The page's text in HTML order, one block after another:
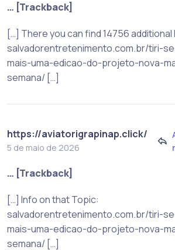
… [Trackback]
[…] There you can find 14756
salvadorentretenimento.com.br/tiri-
mais-uma-edicao-do-projeto-nova-
semana/ […]
https://aviatorigrapinap.click/
5 de maio de 2026
… [Trackback]
[…] Info on that Topic:
salvadorentretenimento.com.br/tiri-
mais-uma-edicao-do-projeto-nova-
semana/ […]